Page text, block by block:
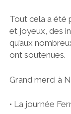
Tout cela a été
et joyeux, des
qu’aux
ont soutenues.
Grand merci à
• La journée